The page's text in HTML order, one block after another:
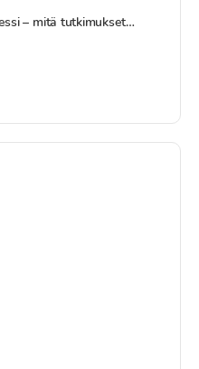
– mitä tutkimukset…